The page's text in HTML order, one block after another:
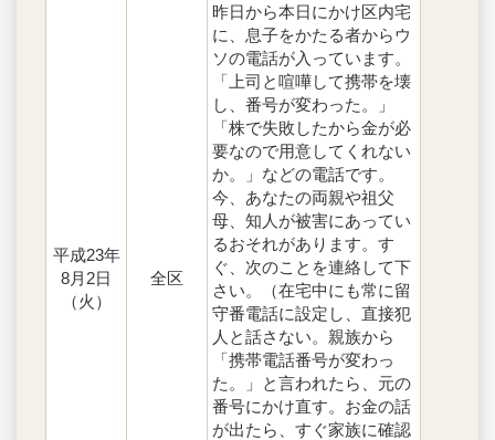
平成23年
8月2日
（火）
全区
昨日から本日にかけ区内宅
に、息子をかたる者からウ
ソの電話が入っています。
「上司と喧嘩して携帯を壊
し、番号が変わった。」
「株で失敗したから金が必
要なので用意してくれない
か。」などの電話です。
今、あなたの両親や祖父
母、知人が被害にあってい
るおそれがあります。す
ぐ、次のことを連絡して下
さい。（在宅中にも常に留
守番電話に設定し、直接犯
人と話さない。親族から
「携帯電話番号が変わっ
た。」と言われたら、元の
番号にかけ直す。お金の話
が出たら、すぐ家族に確認